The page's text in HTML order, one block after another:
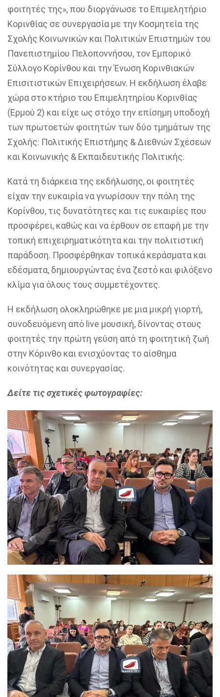
φοιτητές της», που διοργάνωσε το Επιμελητήριο
Κορινθίας σε συνεργασία με την Κοσμητεία της
Σχολής Κοινωνικών και Πολιτικών Επιστημών του
Πανεπιστημίου Πελοποννήσου, τον Εμπορικό
Σύλλογο Κορίνθου και την Ένωση Κορινθιακών
Επισιτιστικών Επιχειρήσεων. Η εκδήλωση έλαβε
χώρα στο κτήριο του Επιμελητηρίου Κορινθίας
(Ερμού 2) και είχε ως στόχο την επίσημη υποδοχή
των πρωτοετών φοιτητών των δύο τμημάτων της
Σχολής: Πολιτικής Επιστήμης & Διεθνών Σχέσεων
και Κοινωνικής & Εκπαιδευτικής Πολιτικής.
Κατά τη διάρκεια της εκδήλωσης, οι φοιτητές
είχαν την ευκαιρία να γνωρίσουν την πόλη της
Κορίνθου, τις δυνατότητες και τις ευκαιρίες που
προσφέρει, καθώς και να έρθουν σε επαφή με την
τοπική επιχειρηματικότητα και την πολιτιστική
παράδοση. Προσφέρθηκαν τοπικά κεράσματα και
εδέσματα, δημιουργώντας ένα ζεστό και φιλόξενο
κλίμα για όλους τους συμμετέχοντες.
Η εκδήλωση ολοκληρώθηκε με μια μικρή γιορτή,
συνοδευόμενη από live μουσική, δίνοντας στους
φοιτητές την πρώτη γεύση από τη φοιτητική ζωή
στην Κόρινθο και ενισχύοντας το αίσθημα
κοινότητας και συνεργασίας.
Δείτε τις σχετικές φωτογραφίες: